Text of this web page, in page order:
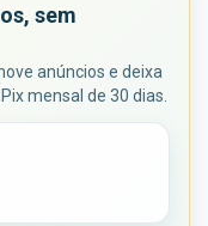
sem
anúncios e deixa
mensal de 30 dias.